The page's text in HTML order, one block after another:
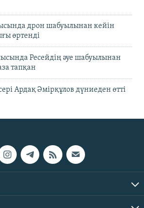
дрон шабуылынан кейін
өртенді
Ресейдің әуе шабуылынан
тапқан
Ардақ Әмірқұлов дүниеден өтті